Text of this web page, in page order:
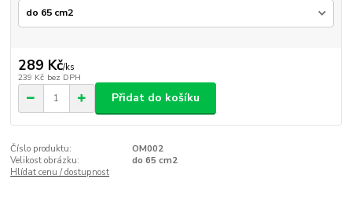
289 Kč/ks
239 Kč bez DPH
Přidat do košíku
Číslo produktu:
OM002
Velikost obrázku:
do 65 cm2
Hlídat cenu / dostupnost